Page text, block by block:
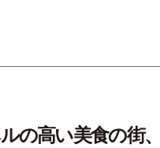
の高い美食の街、